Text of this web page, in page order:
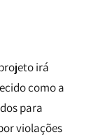
irá
como a
para
violações